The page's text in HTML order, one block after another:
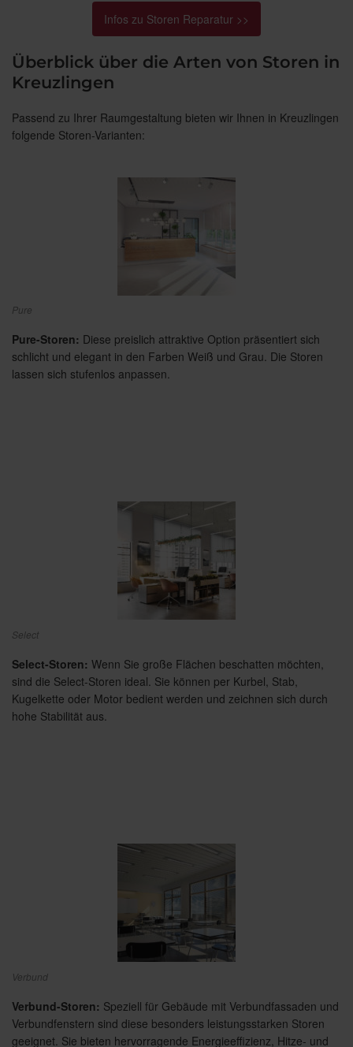
Infos zu Storen Reparatur >>
Überblick über die Arten von Storen in
Kreuzlingen
Passend zu Ihrer Raumgestaltung bieten wir Ihnen in Kreuzlingen
folgende Storen-Varianten:
Pure
Pure-Storen: Diese preislich attraktive Option präsentiert sich
schlicht und elegant in den Farben Weiß und Grau. Die Storen
lassen sich stufenlos anpassen.
Select
Select-Storen: Wenn Sie große Flächen beschatten möchten,
sind die Select-Storen ideal. Sie können per Kurbel, Stab,
Kugelkette oder Motor bedient werden und zeichnen sich durch
hohe Stabilität aus.
Verbund
Verbund-Storen: Speziell für Gebäude mit Verbundfassaden und
Verbundfenstern sind diese besonders leistungsstarken Storen
geeignet. Sie bieten hervorragende Energieeffizienz, Hitze- und